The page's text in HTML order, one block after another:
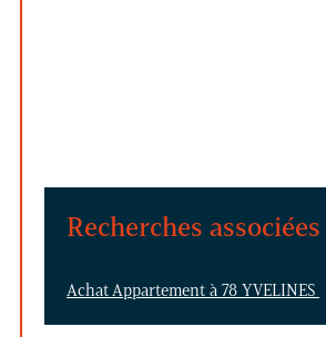
Recherches associées
Achat Appartement à 78 YVELINES